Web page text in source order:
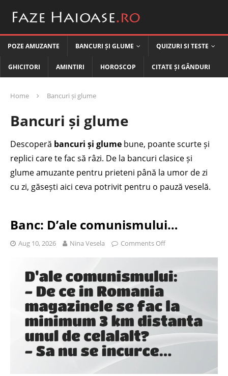
POZE AMUZANTE BANCURI ȘI GLUME QUIZURI SI TESTE
GHICITORI AMINTIRI HOROSCOP CITATE ȘI GÂNDURI
Home Bancuri și glume
Bancuri și glume
Descoperă bancuri și glume bune, poante scurte și
replici care te fac să râzi. De la bancuri clasice și
glume amuzante pentru prieteni până la umor de zi
cu zi, găsești aici ceva potrivit pentru o pauză veselă.
Banc: D’ale comunismului…
Aug 10, 2026 Nina Vesela Comments Off